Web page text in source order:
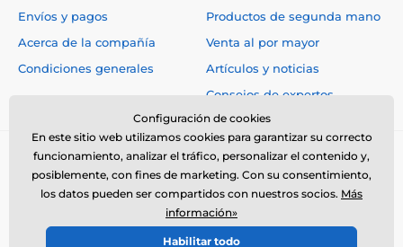
Las especificaciones técnicas pueden cambiar sin
previo aviso. Las imágenes son solo ilustrativas.
Envíos y pagos
Acerca de la compañía
Condiciones generales
Productos de segunda mano
Venta al por mayor
Artículos y noticias
Consejos de expertos
© 2026 www.electro-collares.es ⦁ Tienda electrónica creada por
SIMPLIA.cz
Configuración de cookies
En este sitio web utilizamos cookies para garantizar su correcto
funcionamiento, analizar el tráfico, personalizar el contenido y,
posiblemente, con fines de marketing. Con su consentimiento,
los datos pueden ser compartidos con nuestros socios. Más
información»
Habilitar todo